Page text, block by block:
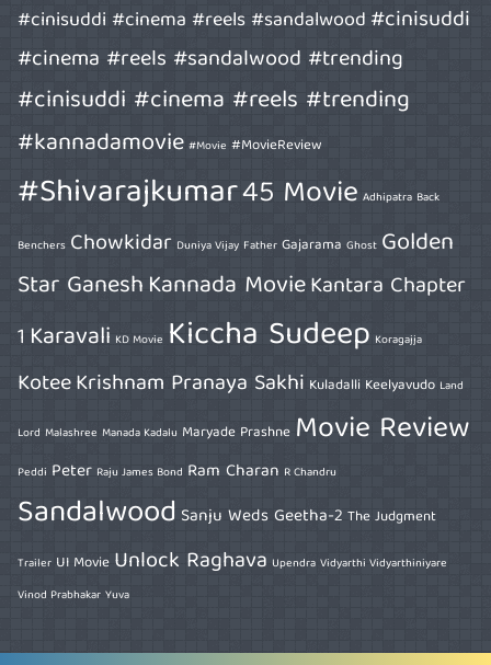
#cinisuddi #cinema #reels #sandalwood#cinisuddi
#cinema #reels #sandalwood #trending
#cinisuddi #cinema #reels #trending
#kannadamovie #Movie #MovieReview
#Shivarajkumar45 Movie Adhipatra Back
Benchers Chowkidar Duniya Vijay Father Gajarama Ghost Golden
Star GaneshKannada MovieKantara Chapter
1 Karavali KD Movie Kiccha Sudeep Koragajja
KoteeKrishnam Pranaya Sakhi Kuladalli Keelyavudo Land
Lord Malashree Manada Kadalu Maryade Prashne Movie Review
Peddi Peter Raju James Bond Ram Charan R Chandru
Sandalwood Sanju Weds Geetha-2 The Judgment
Trailer UI Movie Unlock Raghava Upendra Vidyarthi Vidyarthiniyare
Vinod Prabhakar Yuva